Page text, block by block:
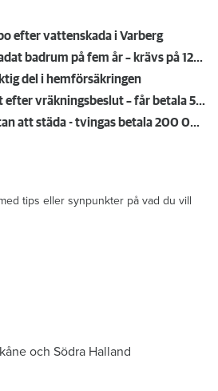
efter vattenskada i Varberg
Anmälde inte vattenskadat badrum på fem år – krävs på 125 000 kronor
del i hemförsäkringen
Kvinna kapade lägenhet efter vräkningsbeslut – får betala 50 000
Lämnade lägenheten utan att städa - tvingas betala 200 000 kronor
tips eller synpunkter på vad du vill
och Södra Halland